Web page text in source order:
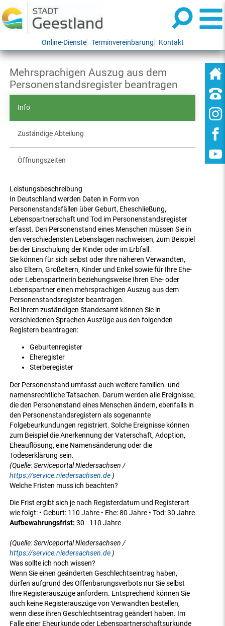
Online-Dienste Terminvereinbarung Kontakt
Mehrsprachigen Auszug aus dem
Personenstandsregister beantragen
Info
Zuständige Abteilung
Öffnungszeiten
Leistungsbeschreibung
In Deutschland werden Daten in Form von
Personenstandsfällen über Geburt, Eheschließung,
Lebenspartnerschaft und Tod im Personenstandsregister
erfasst. Den Personenstand eines Menschen müssen Sie in
den verschiedensten Lebenslagen nachweisen, zum Beispiel
bei der Einschulung der Kinder oder im Erbfall.
Sie können für sich selbst oder Ihre näheren Verwandten,
also Eltern, Großeltern, Kinder und Enkel sowie für Ihre Ehe-
oder Lebenspartnerin beziehungsweise Ihren Ehe- oder
Lebenspartner einen mehrsprachigen Auszug aus dem
Personenstandsregister beantragen.
Bei Ihrem zuständigen Standesamt können Sie in
verschiedenen Sprachen Auszüge aus den folgenden
Registern beantragen:
Geburtenregister
Eheregister
Sterberegister
Der Personenstand umfasst auch weitere familien- und
namensrechtliche Tatsachen. Darum werden alle Ereignisse,
die den Personenstand eines Menschen ändern, ebenfalls in
den Personenstandsregistern als sogenannte
Folgebeurkundungen registriert. Solche Ereignisse können
zum Beispiel die Anerkennung der Vaterschaft, Adoption,
Eheauflösung, eine Namensänderung oder die
Todeserklärung sein.
(Quelle: Serviceportal Niedersachsen /
https://service.niedersachsen.de )
Welche Fristen muss ich beachten?
Die Frist ergibt sich je nach Registerdatum und Registerart
wie folgt: • Geburt: 110 Jahre • Ehe: 80 Jahre • Tod: 30 Jahre
Aufbewahrungsfrist: 30 - 110 Jahre
(Quelle: Serviceportal Niedersachsen /
https://service.niedersachsen.de )
Was sollte ich noch wissen?
Wenn Sie einen geänderten Geschlechtseintrag haben,
dürfen aufgrund des Offenbarungsverbots nur Sie selbst
Ihre Registerauszüge anfordern. Entsprechend können Sie
auch keine Registerauszüge von Verwandten bestellen,
wenn diese ihren Geschlechtseintrag geändert haben. Im
Falle einer Eheurkunde oder Lebenspartnerschaftsurkunde